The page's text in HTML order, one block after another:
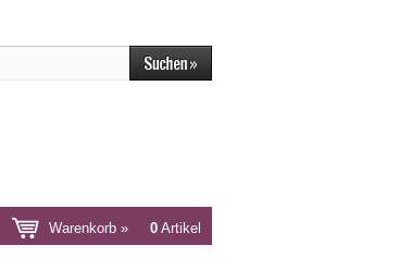
Warenkorb » 0 Artikel